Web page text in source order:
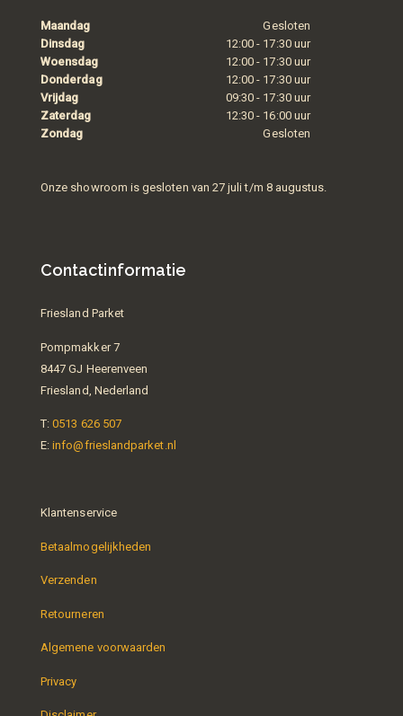
Maandag
Gesloten
Dinsdag
12:00 - 17:30 uur
Woensdag
12:00 - 17:30 uur
Donderdag
12:00 - 17:30 uur
Vrijdag
09:30 - 17:30 uur
Zaterdag
12:30 - 16:00 uur
Zondag
Gesloten
Onze showroom is gesloten van 27 juli t/m 8 augustus.
Contactinformatie
Friesland Parket
Pompmakker 7
8447 GJ Heerenveen
Friesland, Nederland
T:0513 626 507
E:info@frieslandparket.nl
Klantenservice
Betaalmogelijkheden
Verzenden
Retourneren
Algemene voorwaarden
Privacy